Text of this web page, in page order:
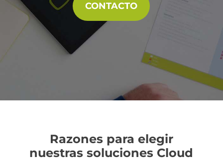
CONTACTO
Razones para elegir
nuestras soluciones Cloud